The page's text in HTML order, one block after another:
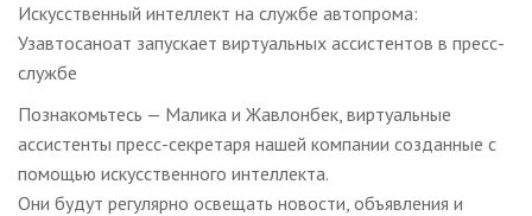
Искусственный интеллект на службе автопрома:
Узавтосаноат запускает виртуальных ассистентов в пресс-
службе
Познакомьтесь — Малика и Жавлонбек, виртуальные
ассистенты пресс-секретаря нашей компании созданные с
помощью искусственного интеллекта.
Они будут регулярно освещать новости, объявления и